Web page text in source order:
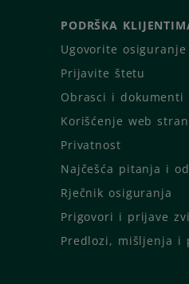
PODRŠKA
Ugovorite osiguranje
Prijavite štetu
Obrasci i dokumenti
Korišćenje web
Privatnost
Najčešća pitanja i
Rječnik osiguranja
Prigovori i prijave
Predlozi, mišljenja i